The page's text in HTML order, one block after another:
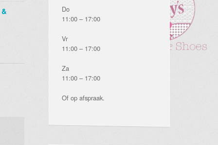
Do
11:00 – 17:00
Vr
11:00 – 17:00
Za
11:00 – 17:00
Of op afspraak.